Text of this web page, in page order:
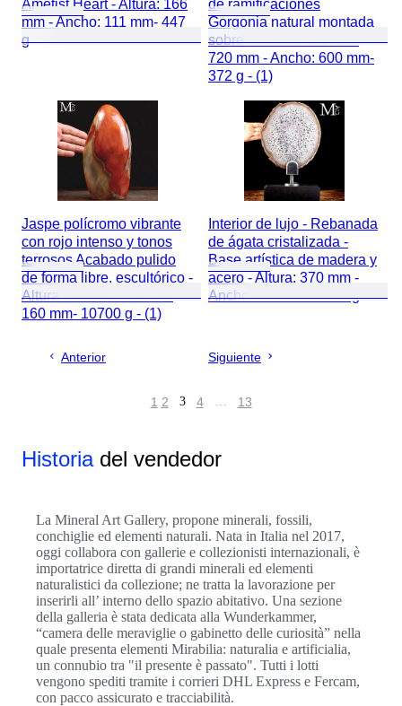
Ametist Heart - Altura: 166
mm - Ancho: 111 mm- 447
g
de ramificaciones
Gorgonia natural montada
sobre una base - Altura:
720 mm - Ancho: 600 mm-
372 g - (1)
Jaspe polícromo vibrante
con rojo intenso y tonos
terrosos Acabado pulido
de forma libre, escultórico -
Altura: 330 mm - Ancho:
160 mm- 10700 g - (1)
Interior de lujo - Rebanada
de ágata cristalizada -
Base artística de madera y
acero - Altura: 370 mm -
Ancho: 225 mm- 1551 g
Anterior Siguiente
1 2 3 4 … 13
Historiadel vendedor
La Mineral Art Gallery, propone minerali, fossili,
conchiglie ed elementi naturali. Nata in Italia nel 2017,
oggi collabora con gallerie e collezionisti internazionali, è
importatrice diretta di grandi minerali ed elementi
naturalistici da collezione; ne tratta la lavorazione per
inserirli all’ interno dello spazio abitativo. Una sezione
della galleria è stata dedicata alla Wunderkammer,
“camera delle meraviglie o gabinetto delle curiosità” nella
quale presenta elementi Mirabilia: naturalia e artificialia,
un connubio tra "il presente è passato". Tutti i lotti
vengono spediti tramite i corrieri DHL Express e Fercam,
con pacco assicurato e tracciabilità.